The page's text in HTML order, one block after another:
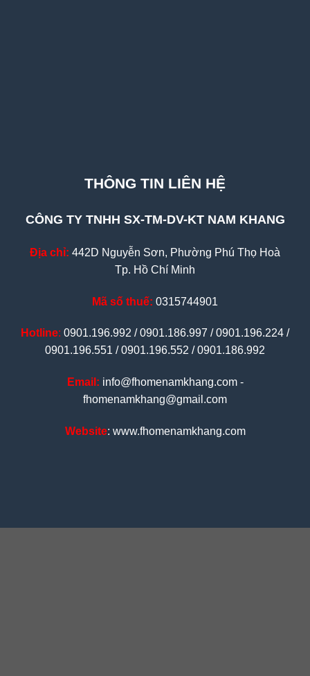
THÔNG TIN LIÊN HỆ
CÔNG TY TNHH SX-TM-DV-KT NAM KHANG
Địa chỉ: 442D Nguyễn Sơn, Phường Phú Thọ Hoà
Tp. Hồ Chí Minh
Mã số thuế: 0315744901
Hotline: 0901.196.992 / 0901.186.997 / 0901.196.224 /
0901.196.551 / 0901.196.552 / 0901.186.992
Email: info@fhomenamkhang.com -
fhomenamkhang@gmail.com
Website: www.fhomenamkhang.com